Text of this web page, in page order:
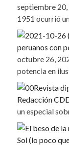
septiembre
1951 ocurrió
peruanos con
octubre 26,
potencia en
Revista
Redacción
un especial
Sol (lo poco